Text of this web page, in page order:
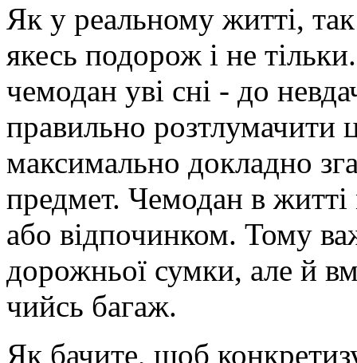
Як у реальному житті, так
якесь подорож і не
чемодан уві сні - до
правильно розтлумачити
максимально докладно
предмет. Чемодан в
або відпочинком. Тому
дорожньої сумки, але й
чийсь багаж.
Як бачите, щоб